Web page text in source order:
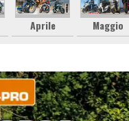
Aprile Maggio